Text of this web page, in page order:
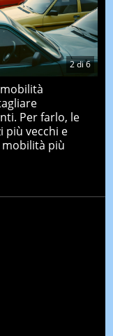
2di6
Per farlo, le
più vecchi e
più